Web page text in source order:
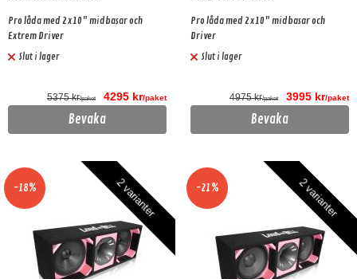
Pro låda med 2x10" midbasar och
Extrem Driver
Slut i lager
5375 kr/paket 4295 kr/paket
Bevaka
Pro låda med 2x10" midbasar och
Driver
Slut i lager
4975 kr/paket 3995 kr/paket
Bevaka
2 varianter
-18% 2 varianter
-21%